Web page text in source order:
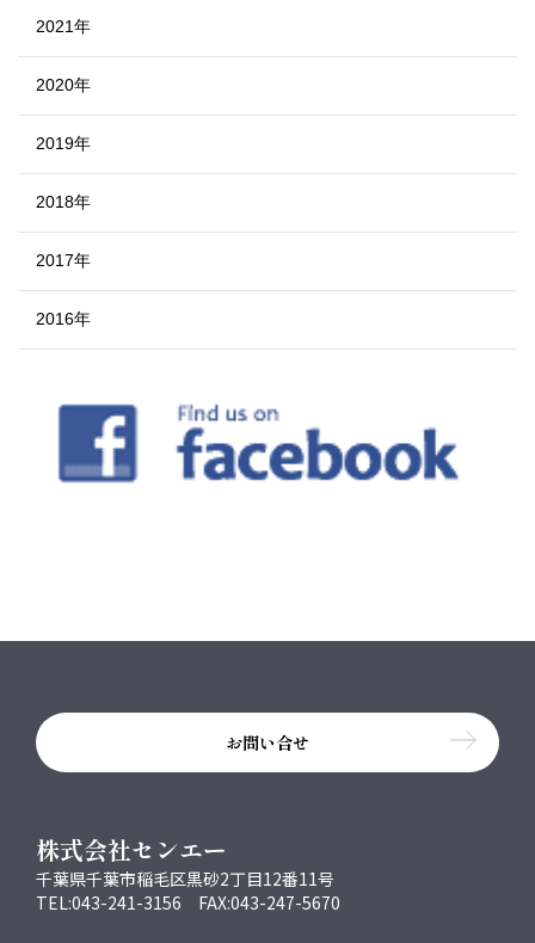
2021年
2020年
2019年
2018年
2017年
2016年
お問い合せ
株式会社センエー
千葉県千葉市稲毛区黒砂2丁目12番11号
TEL:043-241-3156 FAX:043-247-5670